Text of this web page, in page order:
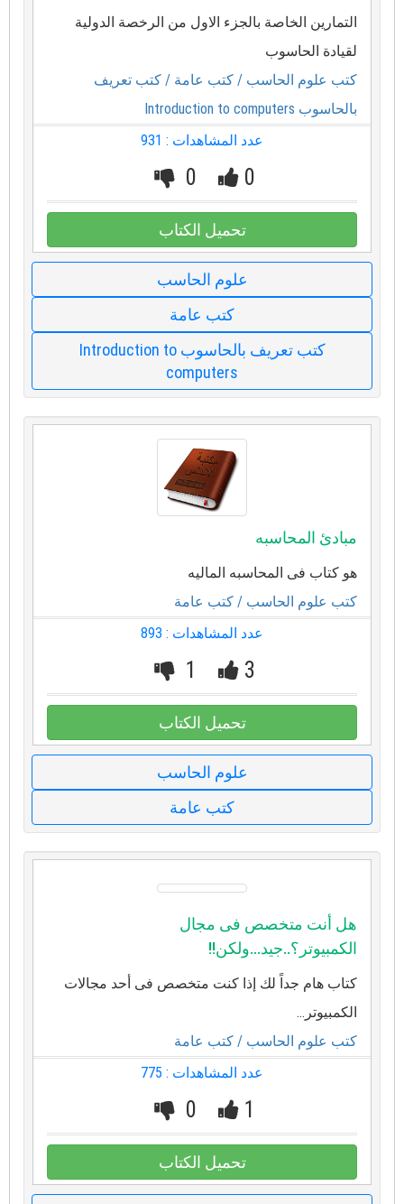
التمارين الخاصة بالجزء الاول من الرخصة الدولية
لقيادة الحاسوب
كتب علوم الحاسب / كتب عامة / كتب تعريف
بالحاسوب Introduction to computers
عدد المشاهدات : 931
0
0
تحميل الكتاب
علوم الحاسب
كتب عامة
كتب تعريف بالحاسوب Introduction to
computers
مبادئ المحاسبه
هو كتاب فى المحاسبه الماليه
كتب علوم الحاسب / كتب عامة
عدد المشاهدات : 893
3
1
تحميل الكتاب
علوم الحاسب
كتب عامة
هل أنت متخصص فى مجال
الكمبيوتر؟..جيد...ولكن!!
كتاب هام جداً لك إذا كنت متخصص فى أحد مجالات
الكمبيوتر...
كتب علوم الحاسب / كتب عامة
عدد المشاهدات : 775
1
0
تحميل الكتاب